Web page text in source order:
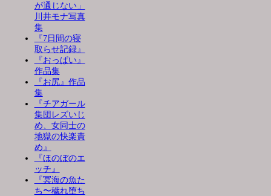
が通じない」
川井モナ写真
集
『7日間の寝
取らせ記録』
『おっぱい』
作品集
『お尻』作品
集
『チアガール
集団レズいじ
め、女同士の
地獄の快楽責
め』
『ほのぼのエ
ッチ』
『冥海の魚た
ち〜穢れ堕ち